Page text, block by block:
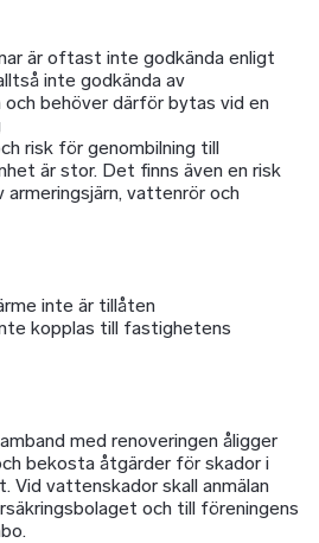
är oftast inte godkända enligt
inte godkända av
och behöver därför bytas vid en
risk för genombilning till
är stor. Det finns även en risk
armeringsjärn, vattenrör och
inte är tillåten
kopplas till fastighetens
med renoveringen åligger
bekosta åtgärder för skador i
Vid vattenskador skall anmälan
och till föreningens